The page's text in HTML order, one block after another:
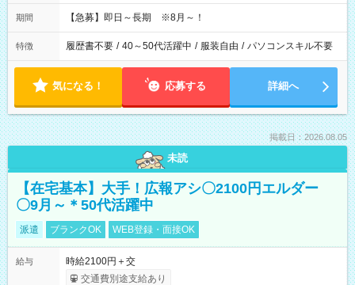
期間 【急募】即日～長期 ※8月～！
特徴 履歴書不要 / 40～50代活躍中 / 服装自由 / パソコンスキル不要
気になる！ 応募する 詳細へ
掲載日：2026.08.05
未読
【在宅基本】大手！広報アシ〇2100円エルダー
〇9月～＊50代活躍中
派遣 ブランクOK WEB登録・面接OK
給与
時給2100円＋交
交通費別途支給あり